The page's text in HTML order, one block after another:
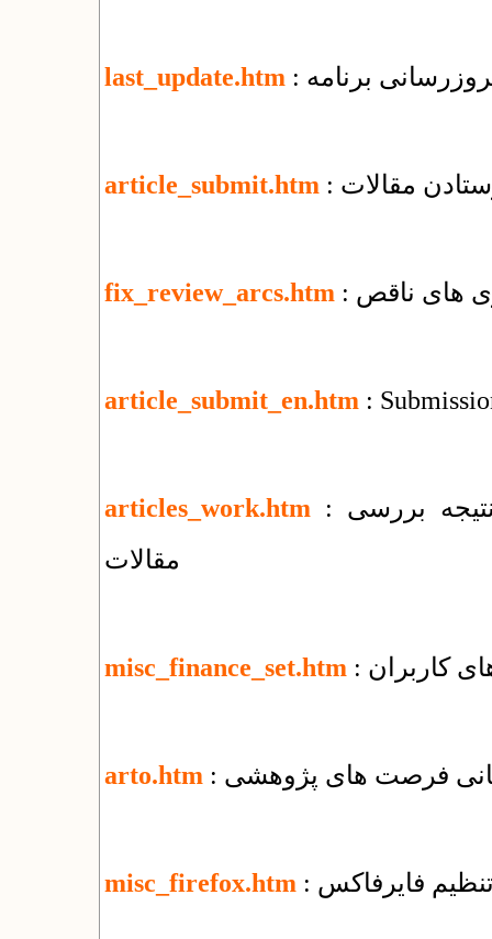
last_update.htm برنامه
article_submit.htm مقالات
fix_review_arcs.htm های ناقص
article_submit_en.htm :
articles_work.htm : تغییرات جمعی و اطلاع‌رسانی وضعیت و نتیجه بررسی
مقالات
misc_finance_set.htm کاربران
arto.htm فرصت های پژوهشی
misc_firefox.htm تنظیم فایرفاکس